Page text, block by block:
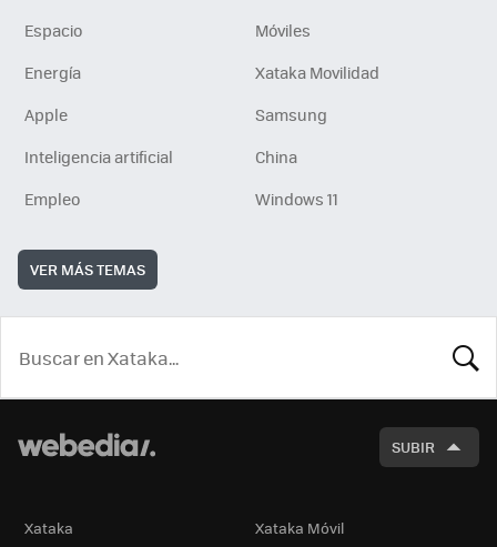
Espacio
Móviles
Energía
Xataka Movilidad
Apple
Samsung
Inteligencia artificial
China
Empleo
Windows 11
VER MÁS TEMAS
SUBIR
Xataka Xataka Móvil